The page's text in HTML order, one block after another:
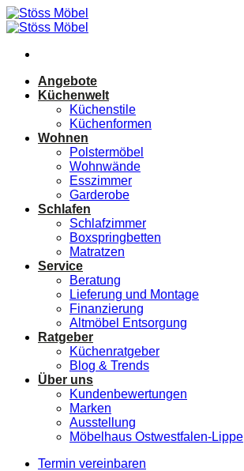
Zum
Inhalt
Angebote
Küchenwelt
Küchenstile
Küchenformen
Wohnen
Polstermöbel
Wohnwände
Esszimmer
Garderobe
Schlafen
Schlafzimmer
Boxspringbetten
Matratzen
Service
Beratung
Lieferung und Montage
Finanzierung
Altmöbel Entsorgung
Ratgeber
Küchenratgeber
Blog & Trends
Über uns
Kundenbewertungen
Marken
Ausstellung
Möbelhaus Ostwestfalen-Lippe
Termin vereinbaren